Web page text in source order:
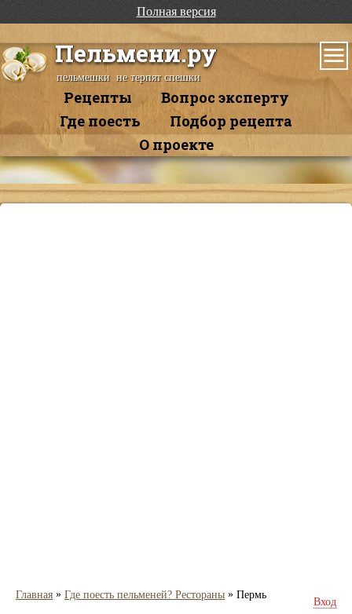
Полная версия
Пельмени.ру
пельмешки не терпят спешки
Рецепты
Вопрос эксперту
Где поесть
Подбор рецепта
О проекте
Главная » Где поесть пельменей? Рестораны » Пермь
Вход